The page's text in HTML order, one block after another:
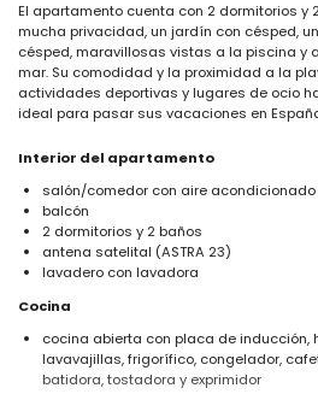
El apartamento cuenta con 2 dormitorios y
mucha privacidad, un jardín con césped,
césped, maravillosas vistas a la piscina y
mar. Su comodidad y la proximidad a la
actividades deportivas y lugares de ocio
ideal para pasar sus vacaciones en
Interior del apartamento
salón/comedor con aire acondicionado
balcón
2 dormitorios y 2 baños
antena satelital (ASTRA 23)
lavadero con lavadora
Cocina
cocina abierta con placa de inducción,
lavavajillas, frigorífico, congelador,
batidora, tostadora y exprimidor